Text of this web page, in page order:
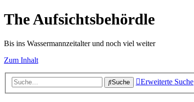
The Aufsichtsbehördle
Bis ins Wassermannzeitalter und noch viel weiter
Zum Inhalt
Suche Erweiterte Suche